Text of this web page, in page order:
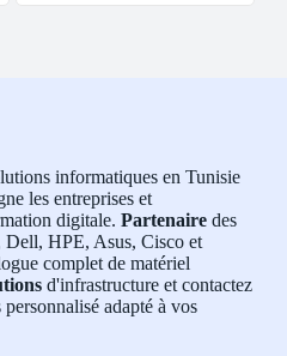
informatiques en Tunisie
les entreprises et
digitale. Partenaire des
Dell, HPE, Asus, Cisco et
complet de matériel
d'infrastructure et contactez
adapté à vos